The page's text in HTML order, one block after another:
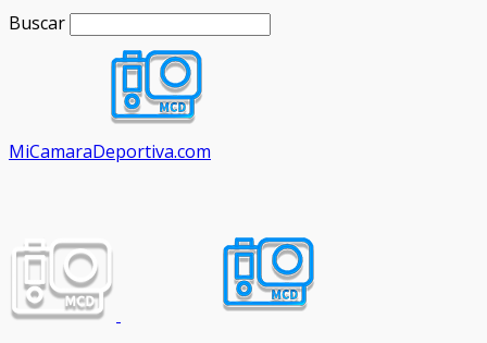
Buscar
MiCamaraDeportiva.com